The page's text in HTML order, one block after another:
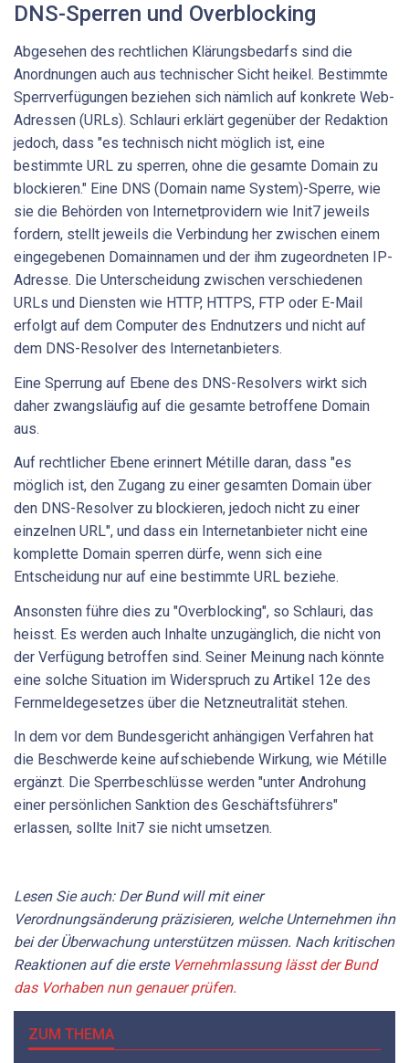
DNS-Sperren und Overblocking
Abgesehen des rechtlichen Klärungsbedarfs sind die
Anordnungen auch aus technischer Sicht heikel. Bestimmte
Sperrverfügungen beziehen sich nämlich auf konkrete Web-
Adressen (URLs). Schlauri erklärt gegenüber der Redaktion
jedoch, dass "es technisch nicht möglich ist, eine
bestimmte URL zu sperren, ohne die gesamte Domain zu
blockieren." Eine DNS (Domain name System)-Sperre, wie
sie die Behörden von Internetprovidern wie Init7 jeweils
fordern, stellt jeweils die Verbindung her zwischen einem
eingegebenen Domainnamen und der ihm zugeordneten IP-
Adresse. Die Unterscheidung zwischen verschiedenen
URLs und Diensten wie HTTP, HTTPS, FTP oder E-Mail
erfolgt auf dem Computer des Endnutzers und nicht auf
dem DNS-Resolver des Internetanbieters.
Eine Sperrung auf Ebene des DNS-Resolvers wirkt sich
daher zwangsläufig auf die gesamte betroffene Domain
aus.
Auf rechtlicher Ebene erinnert Métille daran, dass "es
möglich ist, den Zugang zu einer gesamten Domain über
den DNS-Resolver zu blockieren, jedoch nicht zu einer
einzelnen URL", und dass ein Internetanbieter nicht eine
komplette Domain sperren dürfe, wenn sich eine
Entscheidung nur auf eine bestimmte URL beziehe.
Ansonsten führe dies zu "Overblocking", so Schlauri, das
heisst. Es werden auch Inhalte unzugänglich, die nicht von
der Verfügung betroffen sind. Seiner Meinung nach könnte
eine solche Situation im Widerspruch zu Artikel 12e des
Fernmeldegesetzes über die Netzneutralität stehen.
In dem vor dem Bundesgericht anhängigen Verfahren hat
die Beschwerde keine aufschiebende Wirkung, wie Métille
ergänzt. Die Sperrbeschlüsse werden "unter Androhung
einer persönlichen Sanktion des Geschäftsführers"
erlassen, sollte Init7 sie nicht umsetzen.
Lesen Sie auch: Der Bund will mit einer
Verordnungsänderung präzisieren, welche Unternehmen ihn
bei der Überwachung unterstützen müssen. Nach kritischen
Reaktionen auf die erste Vernehmlassung lässt der Bund
das Vorhaben nun genauer prüfen.
ZUM THEMA